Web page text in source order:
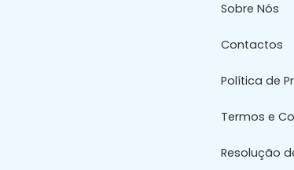
Sobre Nós
Contactos
Política de
Termos e
Resolução